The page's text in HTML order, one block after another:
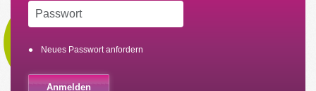
Neues Passwort anfordern